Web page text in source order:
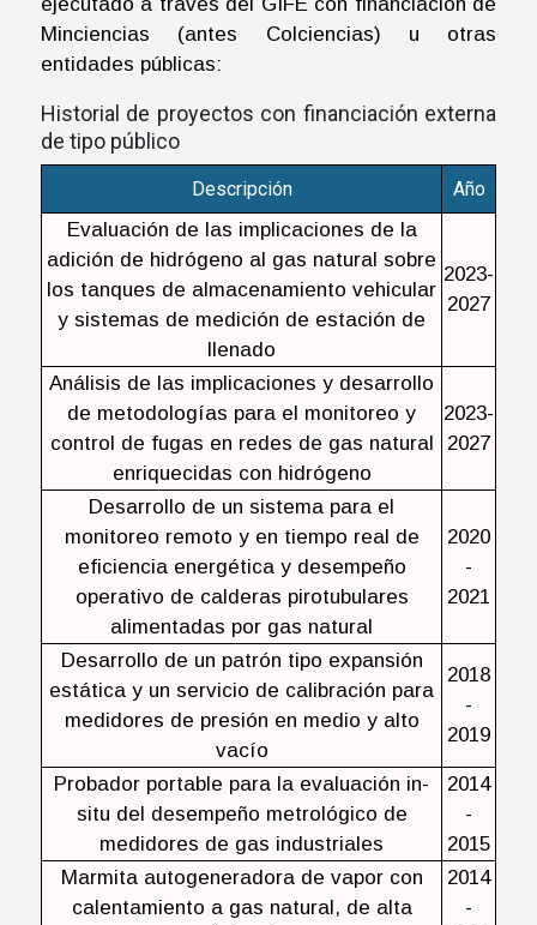
Minciencias (antes Colciencias) u otras
entidades públicas:
Historial de proyectos con financiación externa
de tipo público
Descripción
Año
Evaluación de las implicaciones de la
adición de hidrógeno al gas natural sobre
los tanques de almacenamiento vehicular
y sistemas de medición de estación de
llenado
2023-
2027
Análisis de las implicaciones y desarrollo
de metodologías para el monitoreo y
control de fugas en redes de gas natural
enriquecidas con hidrógeno
2023-
2027
Desarrollo de un sistema para el
monitoreo remoto y en tiempo real de
eficiencia energética y desempeño
operativo de calderas pirotubulares
alimentadas por gas natural
2020
-
2021
Desarrollo de un patrón tipo expansión
estática y un servicio de calibración para
medidores de presión en medio y alto
vacío
2018
-
2019
Probador portable para la evaluación in-
situ del desempeño metrológico de
medidores de gas industriales
2014
-
2015
Marmita autogeneradora de vapor con
calentamiento a gas natural, de alta
2014
-